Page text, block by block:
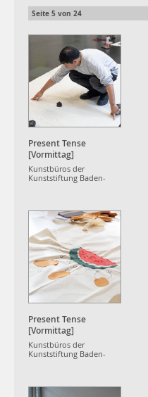
Seite 5 von 24
Present Tense
[Vormittag]
Kunstbüros der
Kunststiftung Baden-
Present Tense
[Vormittag]
Kunstbüros der
Kunststiftung Baden-